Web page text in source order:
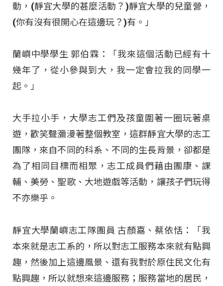
動，(靜宜大學的甚麼活動？)靜宜大學的兒童營，
(你有沒有很開心在這邊玩？)有。」
蘭嶼中學學生 郭伯霖：「我來這個活動已經有十
幾年了，從小參與到大，我一定會拉我的同學一
起。」
大手拉小手，大學志工們及孩童圍著一圈玩著桌
遊，歡笑聲瀰漫著整個教室，這群靜宜大學的志工
團隊，來自不同的科系、不同的生長背景，卻都是
為了相同目標而相聚，志工成員們藉由團康、課
輔、美勞、聖歌、大地遊戲等活動，讓孩子們玩得
不亦樂乎。
靜宜大學蘭嶼志工隊團員 古顏嘉、蔡依恬：「我
本來就是志工系的，所以對志工服務本來就有點興
趣，然後加上這邊風景、還有我對於原住民文化有
點興趣，所以就想來這邊服務；服務當地的居民，